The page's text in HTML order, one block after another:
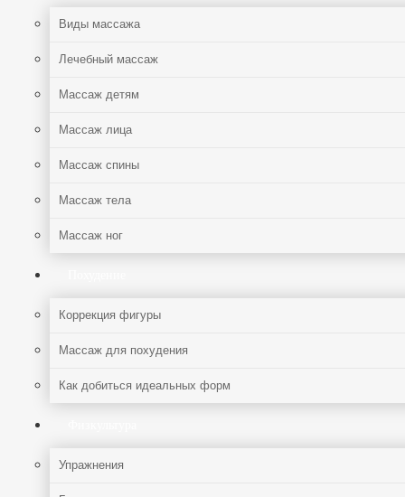
Виды массажа
Лечебный массаж
Массаж детям
Массаж лица
Массаж спины
Массаж тела
Массаж ног
Коррекция фигуры
Массаж для похудения
Как добиться идеальных форм
Упражнения